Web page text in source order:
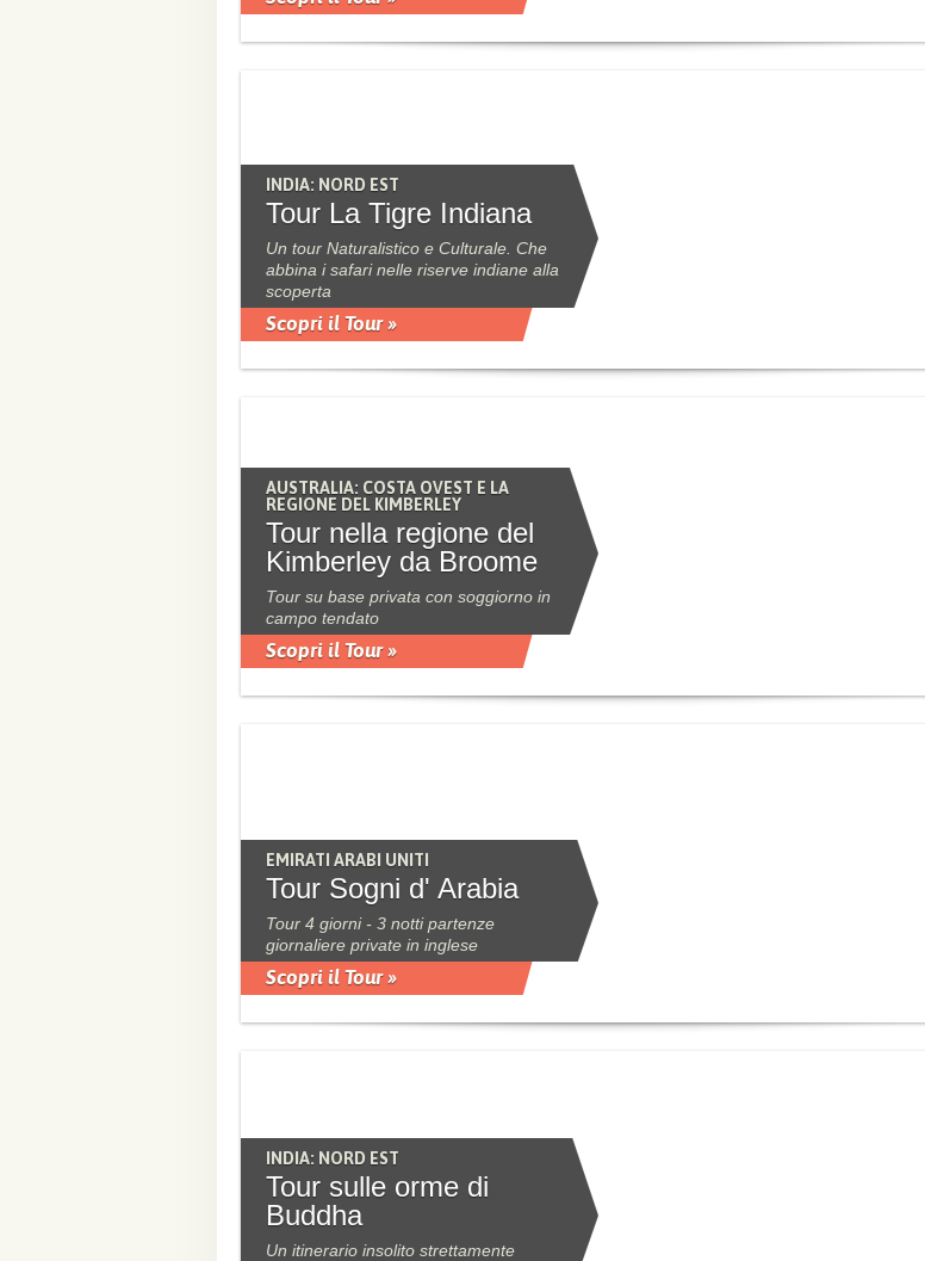
INDIA: NORD EST
Tour La Tigre Indiana
Un tour Naturalistico e Culturale. Che
abbina i safari nelle riserve indiane alla
scoperta
Scopri il Tour »
AUSTRALIA: COSTA OVEST E LA
REGIONE DEL KIMBERLEY
Tour nella regione del
Kimberley da Broome
Tour su base privata con soggiorno in
campo tendato
Scopri il Tour »
EMIRATI ARABI UNITI
Tour Sogni d' Arabia
Tour 4 giorni - 3 notti partenze
giornaliere private in inglese
Scopri il Tour »
INDIA: NORD EST
Tour sulle orme di
Buddha
Un itinerario insolito strettamente